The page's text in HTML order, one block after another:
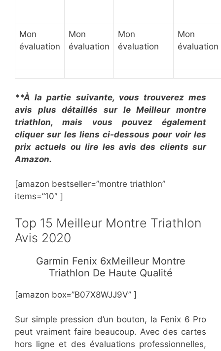
Mon
évaluation
Mon
évaluation
Mon
évaluation
Mon
évaluation
**À la partie suivante, vous trouverez mes
avis plus détaillés sur le Meilleur montre
triathlon, mais vous pouvez également
cliquer sur les liens ci-dessous pour voir les
prix actuels ou lire les avis des clients sur
Amazon.
[amazon bestseller=”montre triathlon”
items=”10″ ]
Top 15 Meilleur Montre Triathlon
Avis 2020
​Garmin Fenix 6xMeilleur Montre
Triathlon De Haute Qualité
[amazon box=”B07X8WJJ9V” ]
Sur simple pression d’un bouton, la Fenix 6 Pro
peut vraiment faire beaucoup. Avec des cartes
hors ligne et des évaluations professionnelles,